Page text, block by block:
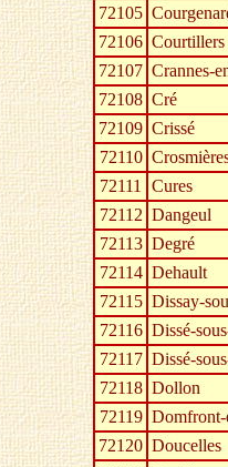
72105
72106 Courtillers
72107 Crannes-
72108 Cré
72109 Crissé
72110
72111 Cures
72112 Dangeul
72113 Degré
72114 Dehault
72115 Dissay-
72116 Dissé-
72117 Dissé-
72118 Dollon
72119 Domfront-
72120 Doucelles